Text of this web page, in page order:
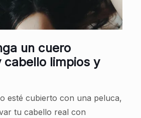
un cuero
cabello limpios y
esté cubierto con una peluca,
tu cabello real con